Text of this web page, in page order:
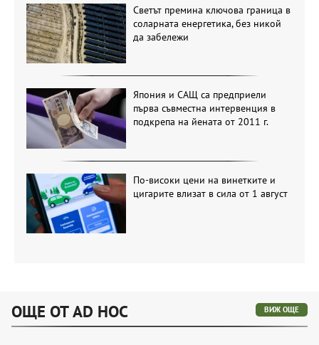
Светът премина ключова граница в
соларната енергетика, без никой
да забележи
Япония и САЩ са предприели
първа съвместна интервенция в
подкрепа на йената от 2011 г.
По-високи цени на винетките и
цигарите влизат в сила от 1 август
ОЩЕ ОТ AD HOC ВИЖ ОЩЕ